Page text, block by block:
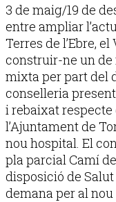
3 de maig/19 de
entre ampliar
Terres de l’Ebre,
construir-ne un de
mixta per part del
conselleria
i rebaixat respecte
l’Ajuntament de
nou hospital. El
pla parcial Camí
disposició de
demana per al